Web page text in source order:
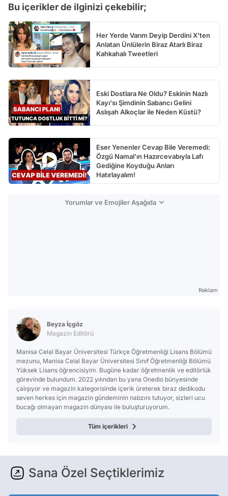
Bu içerikler de ilginizi çekebilir;
Her Yerde Varım Deyip Derdini X'ten
Anlatan Ünlülerin Biraz Atarlı Biraz
Kahkahalı Tweetleri
Eski Dostlara Ne Oldu? Eskinin Nazlı
Kayı'sı Şimdinin Sabancı Gelini
Aslışah Alkoçlar ile Neden Küstü?
Eser Yenenler Cevap Bile Veremedi:
Özgü Namal'ın Hazırcevabıyla Lafı
Gediğine Koyduğu Anları
Hatırlayalım!
Yorumlar ve Emojiler Aşağıda
Reklam
Beyza İçgöz
Magazin Editörü
Manisa Celal Bayar Üniversitesi Türkçe Öğretmenliği Lisans Bölümü
mezunu, Manisa Celal Bayar Üniversitesi Sınıf Öğretmenliği Bölümü
Yüksek Lisans öğrencisiyim. Bugüne kadar öğretmenlik ve editörlük
görevinde bulundum. 2022 yılından bu yana Onedio bünyesinde
çalışıyor ve magazin kategorisinde içerik üreterek biraz dedikodu
seven herkes için magazin gündeminin nabzını tutuyor, sizleri ucu
bucağı olmayan magazin dünyası ile buluşturuyorum.
Tüm içerikleri
Sana Özel Seçtiklerimiz